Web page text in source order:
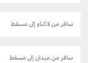
سافر من لاكناو إلى مسقط
سافر من ميدان إلى مسقط